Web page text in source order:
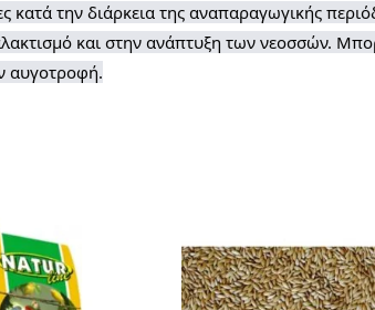
την διάρκεια της αναπαραγωγικής
και στην ανάπτυξη των νεοσσών.
αυγοτροφή.